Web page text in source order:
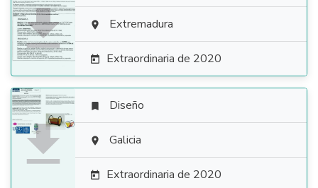
  Extremadura
 Extraordinaria de 2020

 Diseño
 Galicia
 Extraordinaria de 2020